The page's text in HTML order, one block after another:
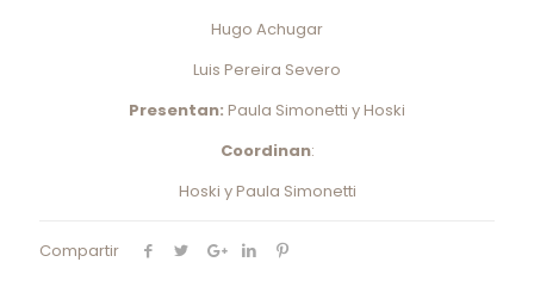
Hugo Achugar
Luis Pereira Severo
Presentan: Paula Simonetti y Hoski
Coordinan:
Hoski y Paula Simonetti
Compartir